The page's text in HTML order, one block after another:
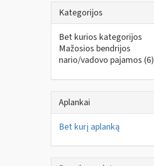
Kategorijos
Bet kurios kategorijos
Mažosios bendrijos
nario/vadovo pajamos (6)
Aplankai
Bet kurį aplanką